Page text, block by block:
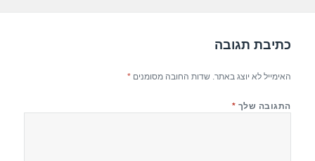
כתיבת תגובה
האימייל לא יוצג באתר. שדות החובה מסומנים*
התגובה שלך *